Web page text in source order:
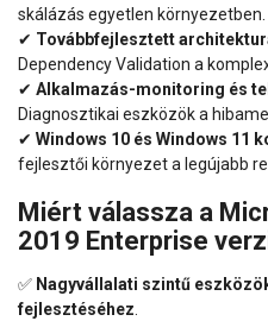
skálázás egyetlen környezetben.
✔ Továbbfejlesztett
Dependency Validation a
✔ Alkalmazás-monitoring és
Diagnosztikai eszközök a
✔ Windows 10 és Windows 11
fejlesztői környezet a legújabb
Miért válassza a
2019 Enterprise
✅ Nagyvállalati szintű
fejlesztéséhez.